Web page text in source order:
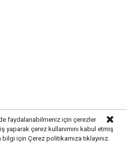
faydalanabilmeniz için çerezler
yaparak çerez kullanımını kabul etmiş
bilgi için Çerez politikamıza tıklayınız.